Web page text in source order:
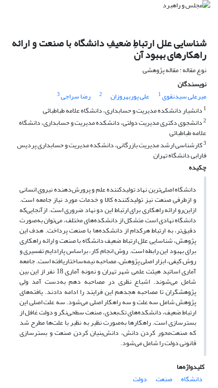
شناسایی علل ارتباطِ ضعیفِ دانشگاه با صنعت و ارائه
راهکارهای بهبود آن
نوع مقاله : مقاله پژوهشی
نویسندگان
میرعلی سیدنقوی1 علی پوربهروزان 2 رضا سراجی3
1 دانشیار دانشکده مدیریت و حسابداری، دانشگاه علامه طباطبائی
2دانشجوی دکتری مدیریت دولتی، دانشکده مدیریت و حسابداری، دانشگاه
علامه طباطبائی
3کارشناسی ارشد مدیریت بازرگانی، دانشکده مدیریت و حسابداری پردیس
فارابی دانشگاه تهران
چکیده
دانشگاه اصلی‌ترین نهاد تولیدکننده علم و پرورش‌دهنده نیروی انسانی
و ازطرفی صنعت نیز تولیدکننده کالا و خدمات مورد نیاز جامعه است.
ازاین‌رو ارائه راهکاری برای ارتباط این دو نهاد ضروری است. از‌آنجایی‌که
دانشگاه نهادی است متشکل از دانشکده‌های مختلف، می‌توان به‌صورت
دقیق‌تر، به ارتباط هرکدام از دانشکده‌ها با صنعت پرداخت. هدف این
پژوهش، شناسایی علل ارتباط ضعیف دانشگاه با صنعت و ارائه‌ راهکاری
برای بهبود این رابطه است. روش انجام کار، بر‌اساس پارادایم تفسیری و
روش کیفی، ابزار اصلی پژوهش، مصاحبه نیمه‌ساختار‌یافته است. جامعه
آماری اساتید هیئت علمی شهر تهران و نمونه آماری 18 نفر از این بین
شامل می‌شوند. اشباع نظری در مصاحبه دهم به‌دست آمد ولی
پژوهشگران تا مصاحبه هجدهم این فرایند را ادامه دادند. یافته‌های
پژوهش شامل سه علت و سه راهکار اصلی می‌شود. سه علت اصلی این
ارتباط ضعیف، دانشکده‌های تک‌بعدی، صنعت سطحی‌نگر و دولت غافل از
بسترسازی است. راهکارها به‌صورت نظیر به نظیر با علت‌ها مطرح شد
که صنعت‌محور کردن دانش، دانش‌بنیان کردن صنعت و بسترسازی
قانونی دولت را شامل می‌شود.
کلیدواژه‌ها
دانشگاه
صنعت
دولت